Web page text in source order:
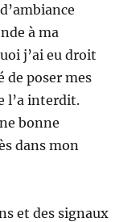
à ma
j’ai eu droit
de poser mes
l’a interdit.
bonne
dans mon
et des signaux